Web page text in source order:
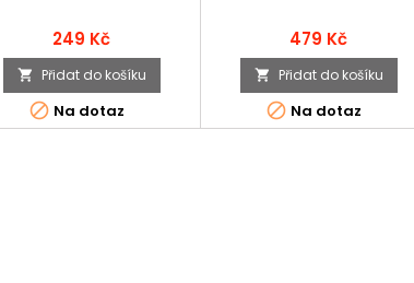
Cena
249 Kč
 Přidat do košíku
 Na dotaz
Cena
479 Kč
 Přidat do košíku
 Na dotaz